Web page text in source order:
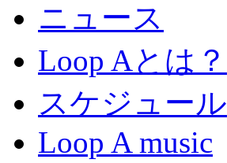
ニュース
Loop Aとは？
スケジュール
Loop A music